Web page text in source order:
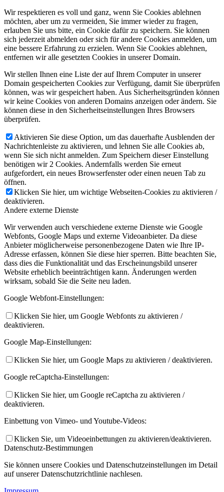
Wir respektieren es voll und ganz, wenn Sie Cookies ablehnen
möchten, aber um zu vermeiden, Sie immer wieder zu fragen,
erlauben Sie uns bitte, ein Cookie dafür zu speichern. Sie können
sich jederzeit abmelden oder sich für andere Cookies anmelden, um
eine bessere Erfahrung zu erzielen. Wenn Sie Cookies ablehnen,
entfernen wir alle gesetzten Cookies in unserer Domain.
Wir stellen Ihnen eine Liste der auf Ihrem Computer in unserer
Domain gespeicherten Cookies zur Verfügung, damit Sie überprüfen
können, was wir gespeichert haben. Aus Sicherheitsgründen können
wir keine Cookies von anderen Domains anzeigen oder ändern. Sie
können diese in den Sicherheitseinstellungen Ihres Browsers
überprüfen.
Aktivieren Sie diese Option, um das dauerhafte Ausblenden der
Nachrichtenleiste zu aktivieren, und lehnen Sie alle Cookies ab,
wenn Sie sich nicht anmelden. Zum Speichern dieser Einstellung
benötigen wir 2 Cookies. Andernfalls werden Sie erneut
aufgefordert, ein neues Browserfenster oder einen neuen Tab zu
öffnen.
Klicken Sie hier, um wichtige Webseiten-Cookies zu aktivieren /
deaktivieren.
Andere externe Dienste
Wir verwenden auch verschiedene externe Dienste wie Google
Webfonts, Google Maps und externe Videoanbieter. Da diese
Anbieter möglicherweise personenbezogene Daten wie Ihre IP-
Adresse erfassen, können Sie diese hier sperren. Bitte beachten Sie,
dass dies die Funktionalität und das Erscheinungsbild unserer
Website erheblich beeinträchtigen kann. Änderungen werden
wirksam, sobald Sie die Seite neu laden.
Google Webfont-Einstellungen:
Klicken Sie hier, um Google Webfonts zu aktivieren /
deaktivieren.
Google Map-Einstellungen:
Klicken Sie hier, um Google Maps zu aktivieren / deaktivieren.
Google reCaptcha-Einstellungen:
Klicken Sie hier, um Google reCaptcha zu aktivieren /
deaktivieren.
Einbettung von Vimeo- und Youtube-Videos:
Klicken Sie, um Videoeinbettungen zu aktivieren/deaktivieren.
Datenschutz-Bestimmungen
Sie können unsere Cookies und Datenschutzeinstellungen im Detail
auf unserer Datenschutzrichtlinie nachlesen.